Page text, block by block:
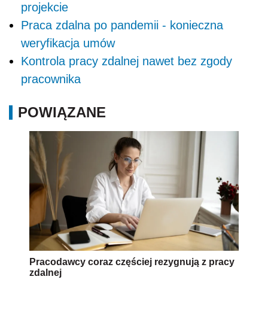
projekcie
Praca zdalna po pandemii - konieczna
weryfikacja umów
Kontrola pracy zdalnej nawet bez zgody
pracownika
POWIĄZANE
Pracodawcy coraz częściej rezygnują z pracy
zdalnej